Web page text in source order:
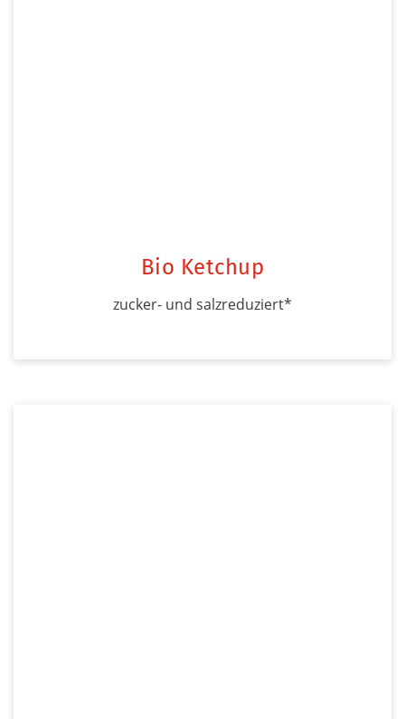
Bio Ketchup
zucker- und salzreduziert*